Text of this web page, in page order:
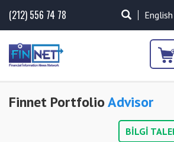
(212) 556 74 78 English
Finnet PortfolioAdvisor
BİLGİ